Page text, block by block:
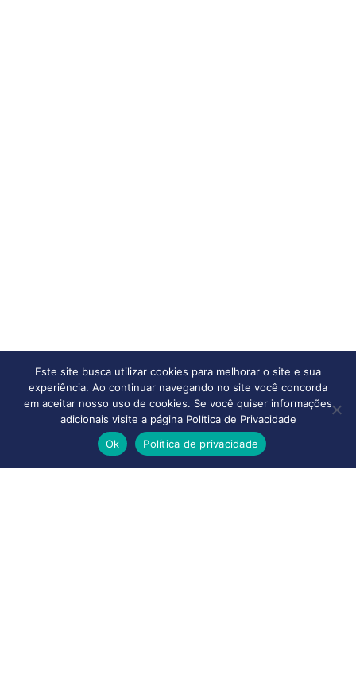
Este site busca utilizar cookies para melhorar o site e sua
experiência. Ao continuar navegando no site você concorda
em aceitar nosso uso de cookies. Se você quiser informações
adicionais visite a página Política de Privacidade
Ok
Política de privacidade